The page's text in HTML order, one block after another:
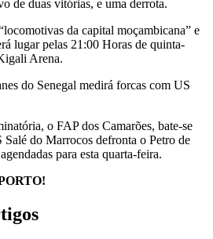
de duas vitórias, e uma derrota.
da capital moçambicana” e
lugar pelas 21:00 Horas de quinta-
Arena.
do Senegal medirá forcas com US
o FAP dos Camarões, bate-se
do Marrocos defronta o Petro de
para esta quarta-feira.